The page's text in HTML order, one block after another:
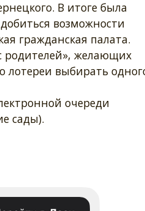
В итоге была
возможности
гражданская палата.
родителей», желающих
лотереи выбирать
очереди
сады).